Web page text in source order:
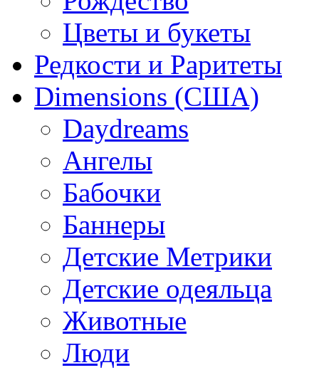
Цветы и букеты
Редкости и Раритеты
Dimensions (США)
Daydreams
Ангелы
Бабочки
Баннеры
Детские Метрики
Детские одеяльца
Животные
Люди